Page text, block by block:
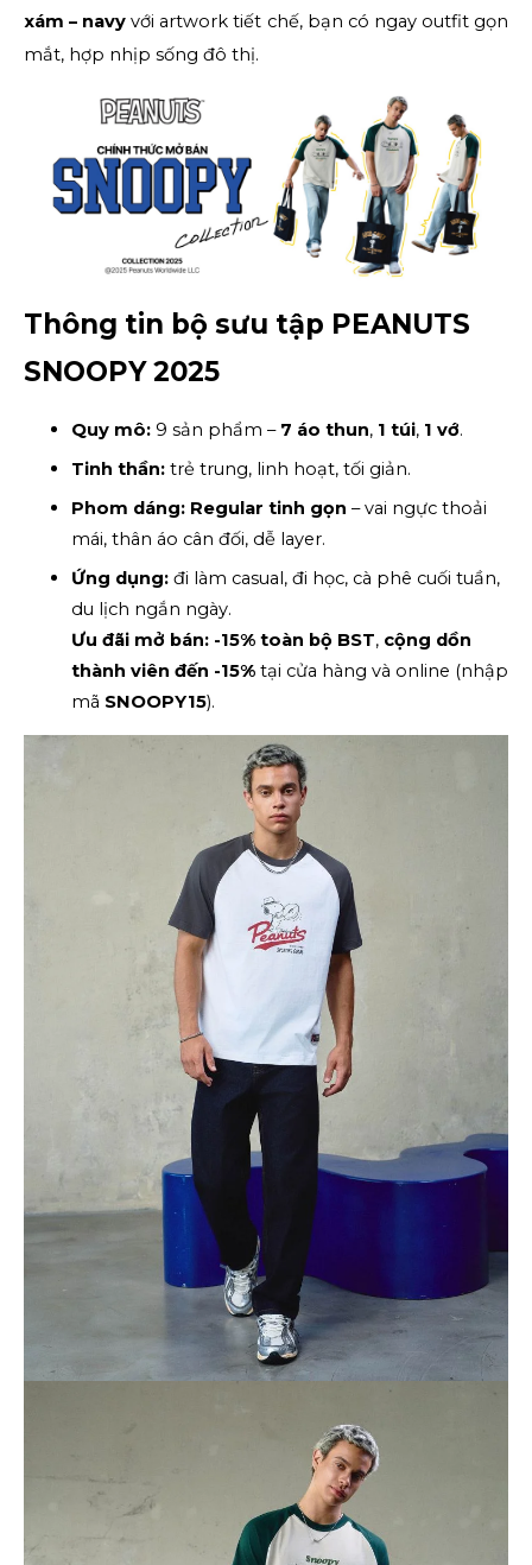
xám – navy với artwork tiết chế, bạn có ngay outfit gọn
mắt, hợp nhịp sống đô thị.
Thông tin bộ sưu tập PEANUTS
SNOOPY 2025
Quy mô: 9 sản phẩm – 7 áo thun, 1 túi, 1 vớ.
Tinh thần: trẻ trung, linh hoạt, tối giản.
Phom dáng: Regular tinh gọn – vai ngực thoải
mái, thân áo cân đối, dễ layer.
Ứng dụng: đi làm casual, đi học, cà phê cuối tuần,
du lịch ngắn ngày.
Ưu đãi mở bán: -15% toàn bộ BST, cộng dồn
thành viên đến -15% tại cửa hàng và online (nhập
mã SNOOPY15).